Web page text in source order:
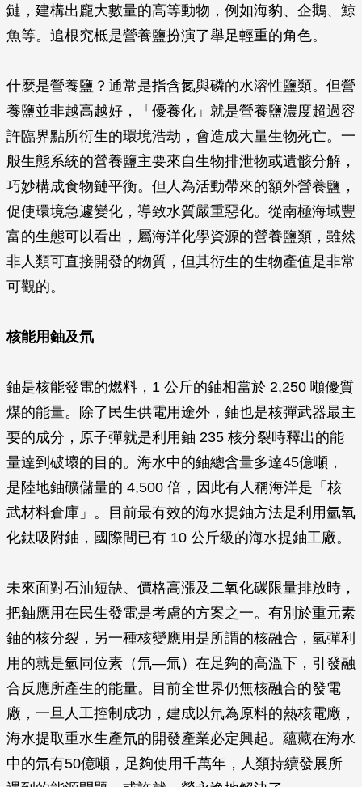
鏈，建構出龐大數量的高等動物，例如海豹、企鵝、鯨
魚等。追根究柢是營養鹽扮演了舉足輕重的角色。
什麼是營養鹽？通常是指含氮與磷的水溶性鹽類。但營
養鹽並非越高越好，「優養化」就是營養鹽濃度超過容
許臨界點所衍生的環境浩劫，會造成大量生物死亡。一
般生態系統的營養鹽主要來自生物排泄物或遺骸分解，
巧妙構成食物鏈平衡。但人為活動帶來的額外營養鹽，
促使環境急遽變化，導致水質嚴重惡化。從南極海域豐
富的生態可以看出，屬海洋化學資源的營養鹽類，雖然
非人類可直接開發的物質，但其衍生的生物產值是非常
可觀的。
核能用鈾及氘
鈾是核能發電的燃料，1 公斤的鈾相當於 2,250 噸優質
煤的能量。除了民生供電用途外，鈾也是核彈武器最主
要的成分，原子彈就是利用鈾 235 核分裂時釋出的能
量達到破壞的目的。海水中的鈾總含量多達45億噸，
是陸地鈾礦儲量的 4,500 倍，因此有人稱海洋是「核
武材料倉庫」。目前最有效的海水提鈾方法是利用氫氧
化鈦吸附鈾，國際間已有 10 公斤級的海水提鈾工廠。
未來面對石油短缺、價格高漲及二氧化碳限量排放時，
把鈾應用在民生發電是考慮的方案之一。有別於重元素
鈾的核分裂，另一種核變應用是所謂的核融合，氫彈利
用的就是氫同位素（氘—氚）在足夠的高溫下，引發融
合反應所產生的能量。目前全世界仍無核融合的發電
廠，一旦人工控制成功，建成以氘為原料的熱核電廠，
海水提取重水生產氘的開發產業必定興起。蘊藏在海水
中的氘有50億噸，足夠使用千萬年，人類持續發展所